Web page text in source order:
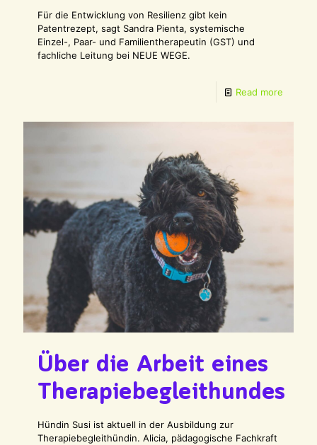
Für die Entwicklung von Resilienz gibt kein
Patentrezept, sagt Sandra Pienta, systemische
Einzel-, Paar- und Familientherapeutin (GST) und
fachliche Leitung bei NEUE WEGE.
Read more
Über die Arbeit eines
Therapiebegleithundes
Hündin Susi ist aktuell in der Ausbildung zur
Therapiebegleithündin. Alicia, pädagogische Fachkraft